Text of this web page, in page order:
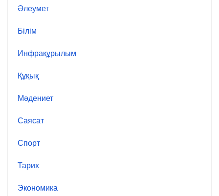
Әлеумет
Білім
Инфрақұрылым
Құқық
Мәдениет
Саясат
Спорт
Тарих
Экономика